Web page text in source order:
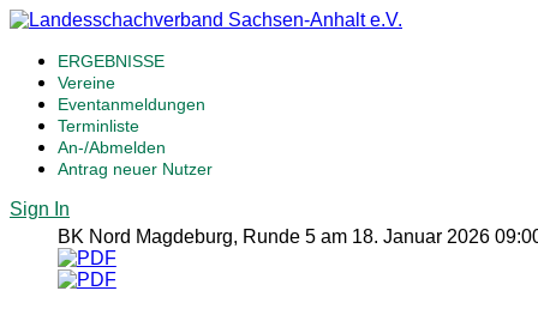
ERGEBNISSE
Vereine
Eventanmeldungen
Terminliste
An-/Abmelden
Antrag neuer Nutzer
Sign In
BK Nord Magdeburg, Runde 5 am 18. Januar 2026